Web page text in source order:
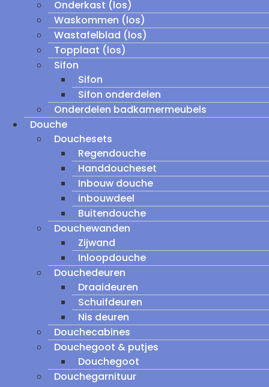
Onderkast (los)
Waskommen (los)
Wastafelblad (los)
Topplaat (los)
Sifon
Sifon
Sifon onderdelen
Onderdelen badkamermeubels
Douche
Douchesets
Regendouche
Handdoucheset
Inbouw douche
inbouwdeel
Buitendouche
Douchewanden
Zijwand
Inloopdouche
Douchedeuren
Draaideuren
Schuifdeuren
Nis deuren
Douchecabines
Douchegoot & putjes
Douchegoot
Douchegarnituur